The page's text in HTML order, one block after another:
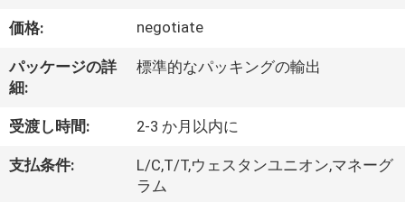
に
つ
い
て
価格: negotiate
パッケージの詳
細:
標準的なパッキングの輸出
受渡し時間: 2-3 か月以内に
支払条件:
L/C,T/T,ウェスタンユニオン,マネーグ
ラム